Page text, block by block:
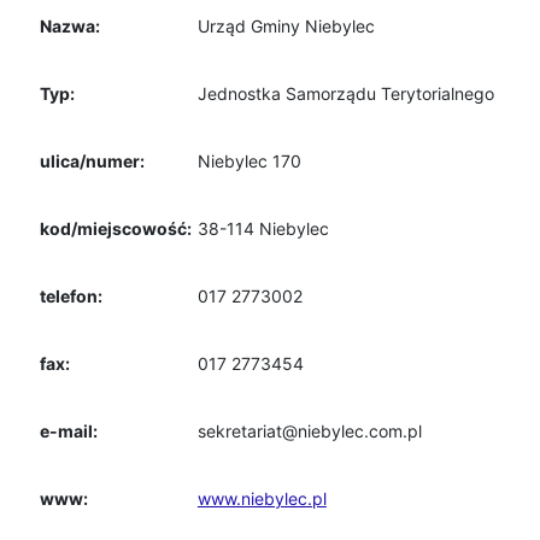
Nazwa: Urząd Gminy Niebylec
Typ: Jednostka Samorządu Terytorialnego
ulica/numer: Niebylec 170
kod/miejscowość: 38-114 Niebylec
telefon: 017 2773002
fax: 017 2773454
e-mail: sekretariat@niebylec.com.pl
www: www.niebylec.pl